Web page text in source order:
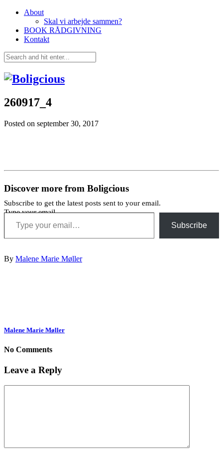
About
Skal vi arbejde sammen?
BOOK RÅDGIVNING
Kontakt
260917_4
Posted on september 30, 2017
Discover more from Boligcious
Subscribe to get the latest posts sent to your email.
Type your email…
Subscribe
By Malene Marie Møller
Malene Marie Møller
No Comments
Leave a Reply